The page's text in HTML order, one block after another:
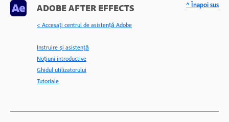
ADOBE AFTER EFFECTS
< Accesaţi centrul de asistenţă Adobe
Instruire și asistență
Noțiuni introductive
Ghidul utilizatorului
Tutoriale
^ Înapoi sus